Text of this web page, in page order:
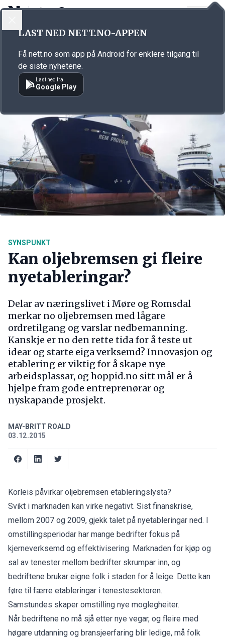
Annonsørinnhold
SYNSPUNKT
Kan oljebremsen gi fleire
nyetableringar?
Delar av næringslivet i Møre og Romsdal
merkar no oljebremsen med lågare
ordretilgang og varslar nedbemanning.
Kanskje er no den rette tida for å teste ut
idear og starte eiga verksemd? Innovasjon og
etablering er viktig for å skape nye
arbeidsplassar, og hoppid.no sitt mål er å
hjelpe fram gode entreprenørar og
nyskapande prosjekt.
MAY-BRITT ROALD
03.12.2015
Korleis påvirkar oljebremsen etableringslysta?
Svikt i marknaden kan virke negativt. Sist finanskrise,
mellom 2007 og 2009, gjekk talet på nyetableringar ned. I
omstillingsperiodar har mange bedrifter fokus på
kjerneverksemd og effektivisering. Marknaden for kjøp og
sal av tenester mellom bedrifter skrumpar inn, og
bedriftene brukar eigne folk i staden for å leige. Dette kan
føre til færre etableringar i tenestesektoren.
Samstundes skaper omstilling nye moglegheiter.
Når bedriftene no må sjå etter nye vegar, og fleire med
høgare utdanning og bransjeerfaring blir ledige, må folk
LAST NED NETT.NO-APPEN
Få nett.no som app på Android for enklere tilgang til
de siste nyhetene.
Last ned fra
Google Play